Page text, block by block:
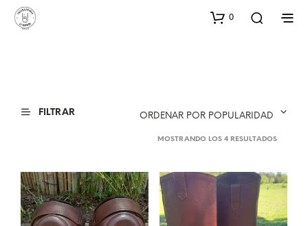
0
FILTRAR ORDENAR POR POPULARIDAD
MOSTRANDO LOS 4 RESULTADOS